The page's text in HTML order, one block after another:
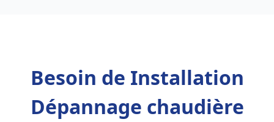
Besoin de Installation
Dépannage chaudière